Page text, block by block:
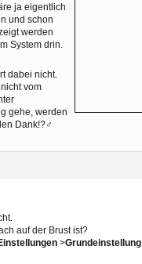
ja eigentlich
und schon
werden
System drin.
dabei nicht.
vom
gehe, werden
Dank!?‍♂️
auf der Brust ist?
>Grundeinstellung